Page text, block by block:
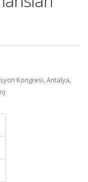
Kongresi, Antalya,